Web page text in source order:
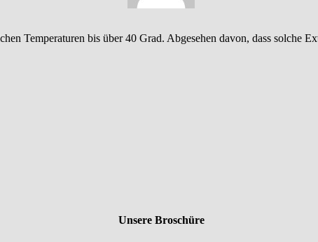
Temperaturen bis über 40 Grad. Abgesehen davon, dass solche
Unsere Broschüre